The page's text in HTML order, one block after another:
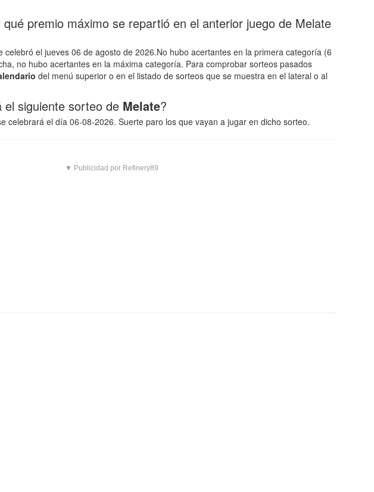
premio máximo se repartió en el anterior juego de Melate
celebró el jueves 06 de agosto de 2026.No hubo acertantes en la primera categoría (6
no hubo acertantes en la máxima categoría. Para comprobar sorteos pasados
del menú superior o en el listado de sorteos que se muestra en el lateral o al
el siguiente sorteo de Melate?
celebrará el día 06-08-2026. Suerte paro los que vayan a jugar en dicho sorteo.
▼ Publicidad por Refinery89